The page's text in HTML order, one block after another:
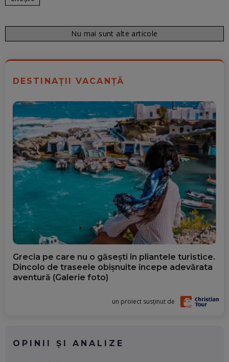
Nu mai sunt alte articole
DESTINAȚII VACANȚĂ
Grecia pe care nu o găsești în pliantele turistice.
Dincolo de traseele obișnuite începe adevărata
aventură (Galerie foto)
un proiect susținut de
OPINII ȘI ANALIZE